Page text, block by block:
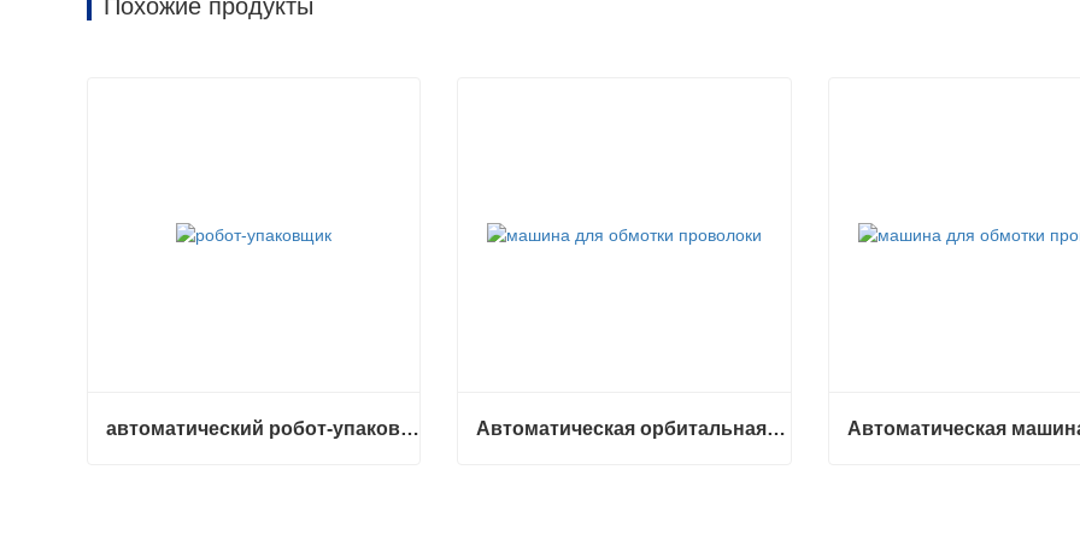
Похожие продукты
автоматический робот-упаковщик Автоматическая орбитальная кольцевая обмотка рулона